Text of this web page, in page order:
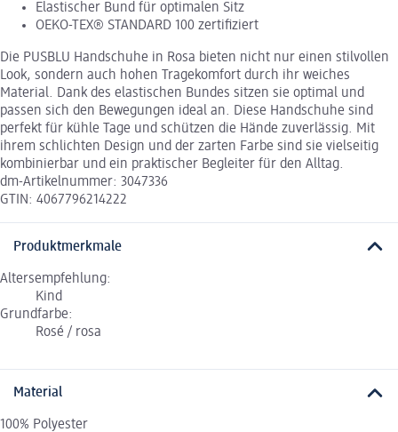
Elastischer Bund für optimalen Sitz
OEKO-TEX® STANDARD 100 zertifiziert
Die PUSBLU Handschuhe in Rosa bieten nicht nur einen stilvollen
Look, sondern auch hohen Tragekomfort durch ihr weiches
Material. Dank des elastischen Bundes sitzen sie optimal und
passen sich den Bewegungen ideal an. Diese Handschuhe sind
perfekt für kühle Tage und schützen die Hände zuverlässig. Mit
ihrem schlichten Design und der zarten Farbe sind sie vielseitig
kombinierbar und ein praktischer Begleiter für den Alltag.
dm-Artikelnummer: 3047336
GTIN: 4067796214222
Produktmerkmale
Altersempfehlung:
Kind
Grundfarbe:
Rosé / rosa
Material
100% Polyester